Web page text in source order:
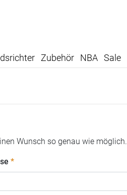
Zubehör NBA Sale
Wunsch so genau wie möglich.